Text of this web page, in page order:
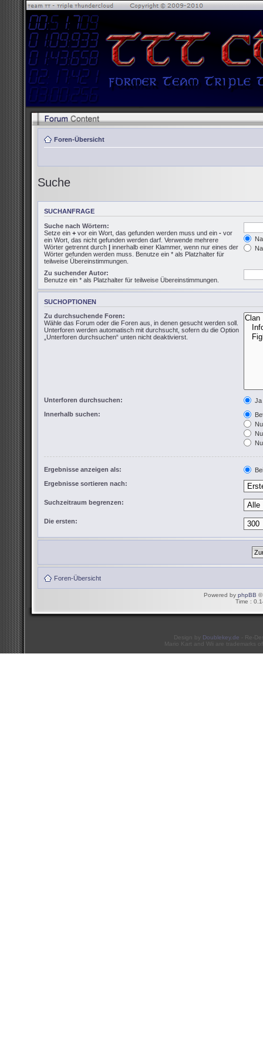
Foren-Übersicht
Suche
SUCHANFRAGE
Suche nach Wörtern:
Setze ein + vor ein Wort, das gefunden werden muss und ein - vor
ein Wort, das nicht gefunden werden darf. Verwende mehrere
Wörter getrennt durch | innerhalb einer Klammer, wenn nur eines der
Wörter gefunden werden muss. Benutze ein * als Platzhalter für
teilweise Übereinstimmungen.
Zu suchender Autor:
Benutze ein * als Platzhalter für teilweise Übereinstimmungen.
SUCHOPTIONEN
Zu durchsuchende Foren:
Wähle das Forum oder die Foren aus, in denen gesucht werden soll.
Unterforen werden automatisch mit durchsucht, sofern du die Option
„Unterforen durchsuchen“ unten nicht deaktivierst.
Unterforen durchsuchen:
Ja
Innerhalb suchen:
Ergebnisse anzeigen als:
Ergebnisse sortieren nach:
Suchzeitraum begrenzen:
Die ersten:
Foren-Übersicht
Powered by phpBB ©
Time :
Design by Doublekey.de - Re-
Mario Kart and Wii are trademarks